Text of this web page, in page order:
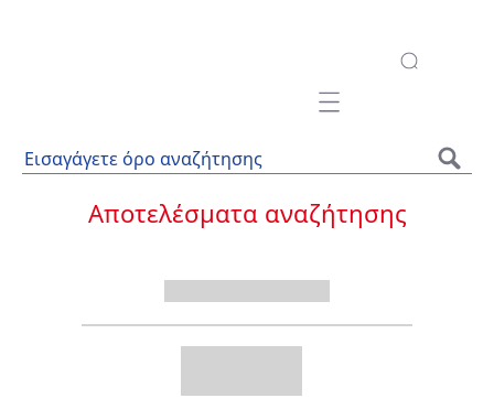
Mobile navigation
Αποτελέσματα αναζήτησης